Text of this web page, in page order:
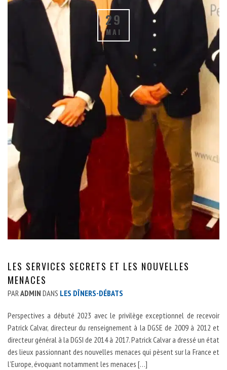
29
MAI
LES SERVICES SECRETS ET LES NOUVELLES
MENACES
PARADMIN DANS LES DÎNERS-DÉBATS
Perspectives a débuté 2023 avec le privilège exceptionnel de recevoir
Patrick Calvar, directeur du renseignement à la DGSE de 2009 à 2012 et
directeur général à la DGSI de 2014 à 2017. Patrick Calvar a dressé un état
des lieux passionnant des nouvelles menaces qui pèsent sur la France et
l’Europe, évoquant notamment les menaces […]